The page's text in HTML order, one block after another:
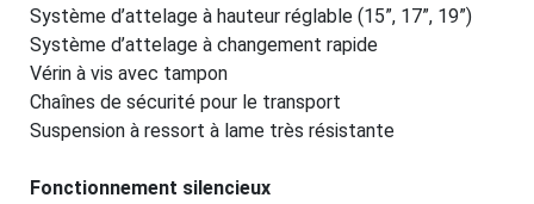
Système d’attelage à hauteur réglable (15”, 17”, 19”)
Système d’attelage à changement rapide
Vérin à vis avec tampon
Chaînes de sécurité pour le transport
Suspension à ressort à lame très résistante
Fonctionnement silencieux